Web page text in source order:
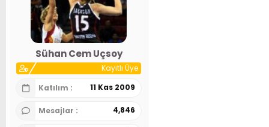
Sühan Cem Uçsoy
Kayıtlı Üye
Katılım
11 Kas 2009
Mesajlar 4,846